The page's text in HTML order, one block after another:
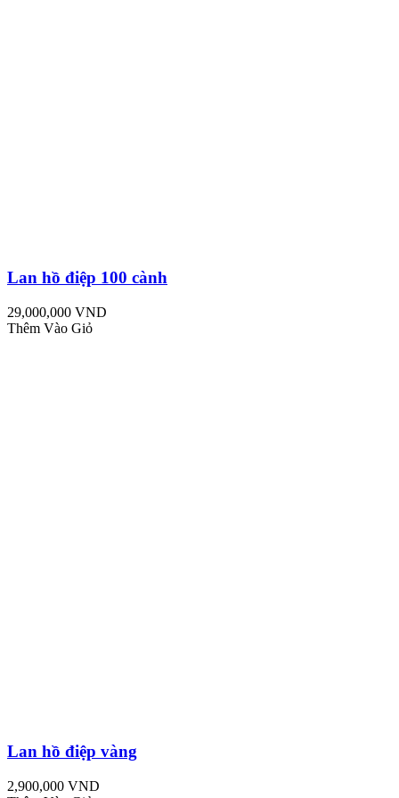
Lan hồ điệp 100 cành
29,000,000 VND
Thêm Vào Giỏ
Lan hồ điệp vàng
2,900,000 VND